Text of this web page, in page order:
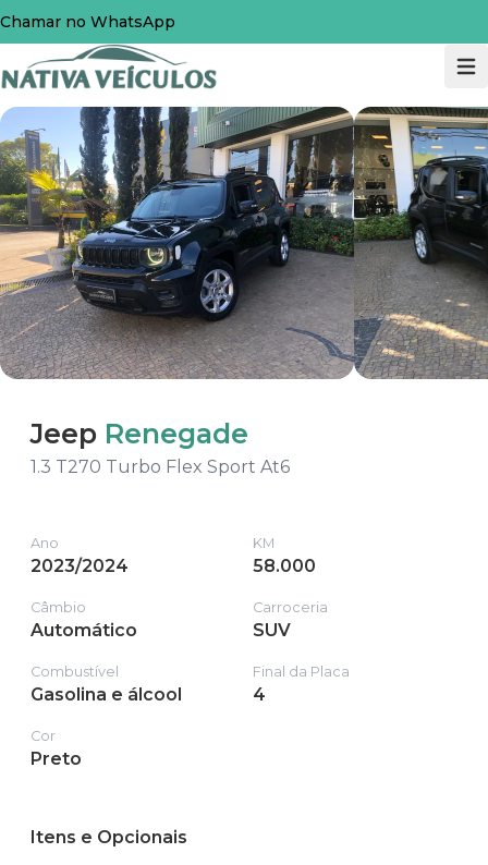
Chamar no WhatsApp
Jeep Renegade
1.3 T270 Turbo Flex Sport At6
Ano
2023/2024
KM
58.000
Câmbio
Automático
Carroceria
SUV
Combustível
Gasolina e álcool
Final da Placa
4
Cor
Preto
Itens e Opcionais